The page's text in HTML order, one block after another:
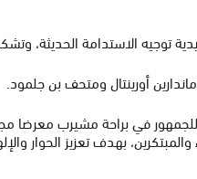
توجيه الاستدامة الحديثة،
أورينتال ومتحف بن جلمود.
للجمهور في براحة مشيرب
بهدف تعزيز الحوار